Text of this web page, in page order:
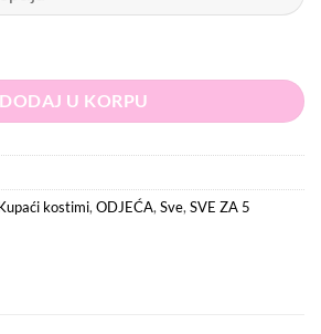
KM.10.00 KM.
količina
DODAJ U KORPU
kostimi, ODJEĆA, Sve, SVE ZA 5